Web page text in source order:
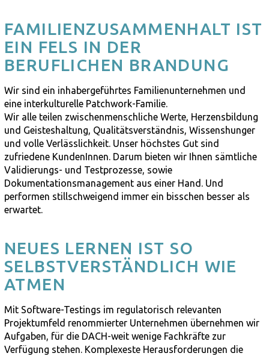
FAMILIEN­ZUSAMMENHALT IST
EIN FELS IN DER
BERUFLICHEN BRANDUNG
Wir sind ein inhabergeführtes Familienunternehmen und
eine interkulturelle Patchwork-Familie.
Wir alle teilen zwischenmenschliche Werte, Herzensbildung
und Geisteshaltung, Qualitätsverständnis, Wissenshunger
und volle Verlässlichkeit. Unser höchstes Gut sind
zufriedene KundenInnen. Darum bieten wir Ihnen sämtliche
Validierungs- und Testprozesse, sowie
Dokumentationsmanagement aus einer Hand. Und
performen stillschweigend immer ein bisschen besser als
erwartet.
NEUES LERNEN IST SO
SELBSTVERSTÄNDLICH WIE
ATMEN
Mit Software-Testings im regulatorisch relevanten
Projektumfeld renommierter Unternehmen übernehmen wir
Aufgaben, für die DACH-weit wenige Fachkräfte zur
Verfügung stehen. Komplexeste Herausforderungen die